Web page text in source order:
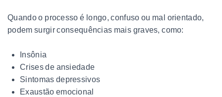
Quando o processo é longo, confuso ou mal orientado,
podem surgir consequências mais graves, como:
Insônia
Crises de ansiedade
Sintomas depressivos
Exaustão emocional